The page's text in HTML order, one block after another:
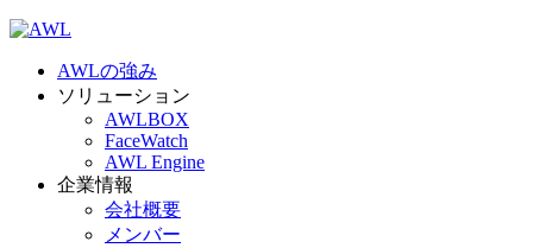
AWLの強み
ソリューション
AWLBOX
FaceWatch
AWL Engine
企業情報
会社概要
メンバー